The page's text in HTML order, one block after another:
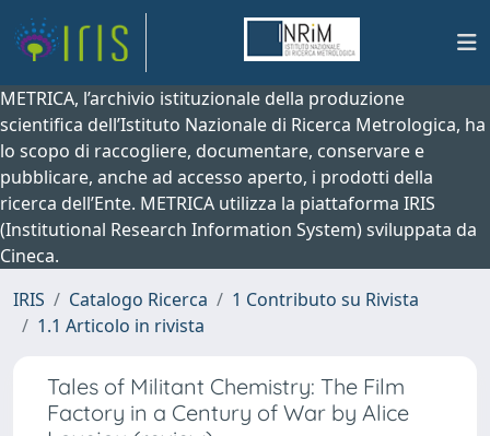
METRICA, l’archivio istituzionale della produzione
scientifica dell’Istituto Nazionale di Ricerca Metrologica, ha
lo scopo di raccogliere, documentare, conservare e
pubblicare, anche ad accesso aperto, i prodotti della
ricerca dell’Ente. METRICA utilizza la piattaforma IRIS
(Institutional Research Information System) sviluppata da
Cineca.
IRIS
Catalogo Ricerca
1 Contributo su Rivista
1.1 Articolo in rivista
Tales of Militant Chemistry: The Film
Factory in a Century of War by Alice